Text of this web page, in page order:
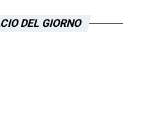
DEL GIORNO